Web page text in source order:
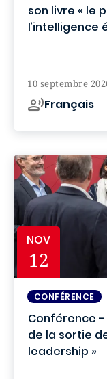
son livre « le
l’intelligence
Français
NOV
12
CONFÉRENCE
Conférence -
de la sortie
leadership »